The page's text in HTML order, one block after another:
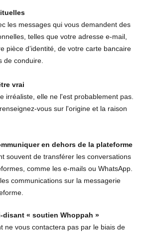
les messages qui vous demandent des
telles que votre adresse e-mail,
pièce d’identité, de votre carte bancaire
de conduire.
vrai
irréaliste, elle ne l'est probablement pas.
vous sur l'origine et la raison
en dehors de la plateforme
souvent de transférer les conversations
comme les e-mails ou WhatsApp.
communications sur la messagerie
disant « soutien Whoppah »
ne vous contactera pas par le biais de